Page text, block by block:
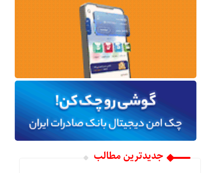
جدیدترین مطالب